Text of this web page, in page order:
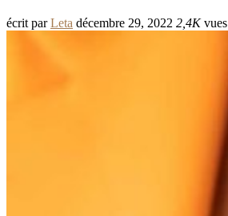
écrit parLeta décembre 29, 2022 2,4Kvues